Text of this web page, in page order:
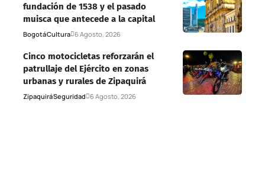
fundación de 1538 y el pasado
muisca que antecede a la capital
BogotáCultura 6 Agosto, 2026
Cinco motocicletas reforzarán el
patrullaje del Ejército en zonas
urbanas y rurales de Zipaquirá
ZipaquiráSeguridad 6 Agosto, 2026